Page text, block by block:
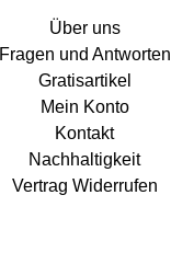
Über uns
Fragen und Antworten
Gratisartikel
Mein Konto
Kontakt
Nachhaltigkeit
Vertrag Widerrufen